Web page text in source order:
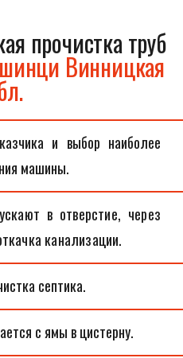
прочистка труб
Винницкая
и выбор наиболее
машины.
в отверстие, через
канализации.
септика.
с ямы в цистерну.